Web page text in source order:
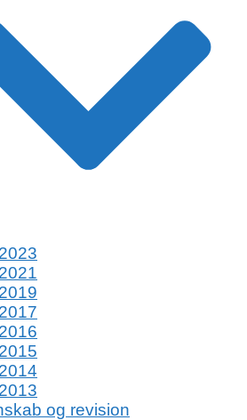
2023
2021
2019
2017
2016
2015
2014
2013
og revision